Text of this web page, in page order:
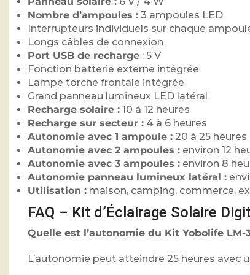
Nombre d’ampoules : 3 ampoules LED
Interrupteurs individuels sur chaque
Longs câbles de connexion
Port USB de recharge : 5 V
Fonction batterie externe intégrée
Lampe torche frontale intégrée
Grand panneau lumineux LED latéral
Recharge solaire : 10 à 12 heures
Recharge sur secteur : 4 à 6 heures
Autonomie avec 1 ampoule : 20 à 25 heures
Autonomie avec 2 ampoules : environ 12
Autonomie avec 3 ampoules : environ 8
Autonomie panneau lumineux latéral :
Utilisation : maison, camping, commerce,
FAQ – Kit d’Éclairage Solaire
Quelle est l’autonomie du Kit Yobolife LM-
L’autonomie peut atteindre 25 heures avec